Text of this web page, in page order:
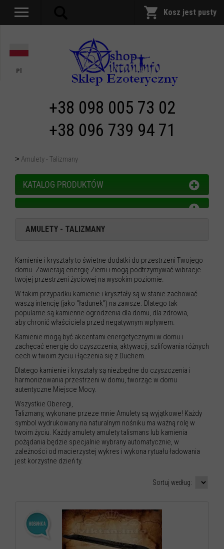
Pl
+38 098 005 73 02
+38 096 739 94 71
Kosz jest pusty
Amulety - Talizmany
KATALOG PRODUKTÓW
AMULETY - TALIZMANY
Kamienie i kryształy to świetne dodatki do przestrzeni Twojego
domu. Zawierają energię Ziemi i mogą podtrzymywać wibracje
twojej przestrzeni życiowej na wysokim poziomie.
W takim przypadku kamienie i kryształy są w stanie zachować
waszą intencję (jako "ładunek") na zawsze. Dlatego tak
popularne są kamienne ogrodzenia dla domu, dla zdrowia,
aby chronić właściciela przed negatywnym wpływem.
Kamienie mogą być akcentami energetycznymi w domu i
zachęcać energię do czyszczenia, aktywacji, szlifowania różnych
cech w twoim życiu i łączenia się z Duchem.
Dlatego kamienie i kryształy są niezbędne do czyszczenia i
harmonizowania przestrzeni w domu, tworząc w domu
autentyczne Miejsce Mocy.
Wszystkie Oberegi,
Talizmany, wykonane przeze mnie Amulety są wyjątkowe! Każdy
symbol wydrukowany na naturalnym nośniku ma ważną rolę w
twoim życiu. Każdy amulety amulety talismans lub kamienia
pożądania będzie specjalnie wybrany automatycznie, w
zależności od macierzystej wykres i wykona rytuału ładowania
jest korzystne dzień ty.
Sortuj według: